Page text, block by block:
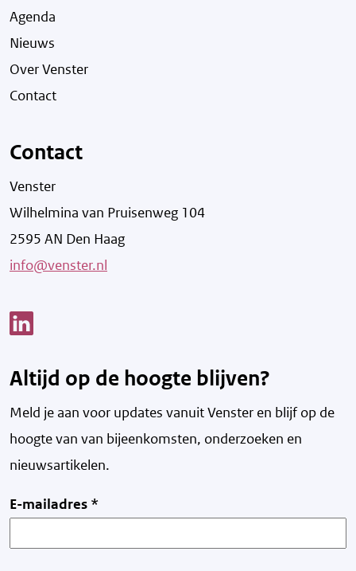
Agenda
Nieuws
Over Venster
Contact
Contact
Venster
Wilhelmina van Pruisenweg 104
2595 AN Den Haag
info@venster.nl
Altijd op de hoogte blijven?
Meld je aan voor updates vanuit Venster en blijf op de
hoogte van van bijeenkomsten, onderzoeken en
nieuwsartikelen.
E-mailadres *